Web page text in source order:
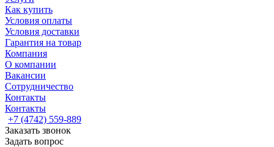
Как купить
Условия оплаты
Условия доставки
Гарантия на товар
Компания
О компании
Вакансии
Сотрудничество
Контакты
Контакты
+7 (4742) 559-889
Заказать звонок
Задать вопрос